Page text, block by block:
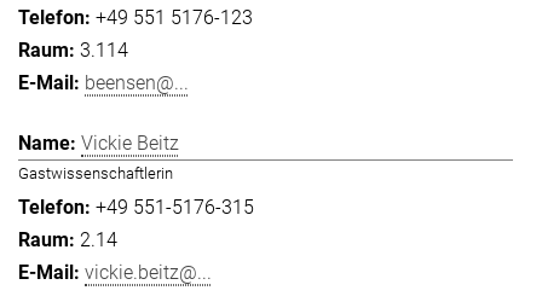
+49 551 5176-123
3.114
beensen@...
Vickie Beitz
Gastwissenschaftlerin
+49 551-5176-315
2.14
vickie.beitz@...